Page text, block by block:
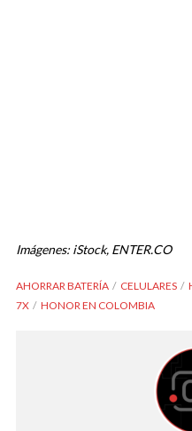
Imágenes: iStock, ENTER.CO
AHORRAR BATERÍA CELULARES
7X
HONOR EN COLOMBIA